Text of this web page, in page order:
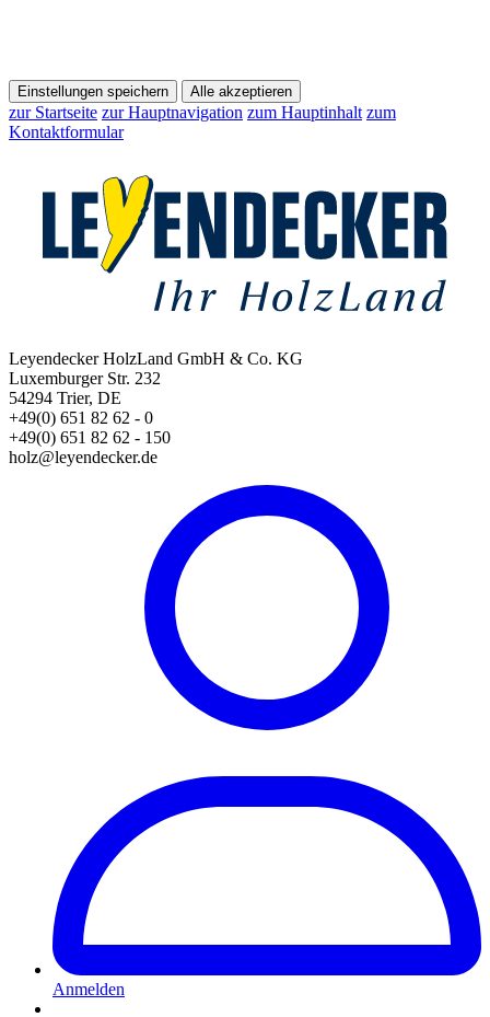
Einstellungen speichern Alle akzeptieren
zur Startseite zur Hauptnavigation zum Hauptinhalt zum
Kontaktformular
Leyendecker HolzLand GmbH & Co. KG
Luxemburger Str. 232
54294 Trier, DE
+49(0) 651 82 62 - 0
+49(0) 651 82 62 - 150
holz@leyendecker.de
Anmelden